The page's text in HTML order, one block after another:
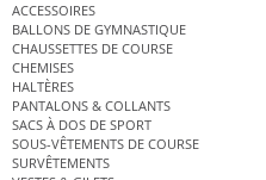
ACCESSOIRES
BALLONS DE GYMNASTIQUE
CHAUSSETTES DE COURSE
CHEMISES
HALTÈRES
PANTALONS & COLLANTS
SACS À DOS DE SPORT
SOUS-VÊTEMENTS DE COURSE
SURVÊTEMENTS